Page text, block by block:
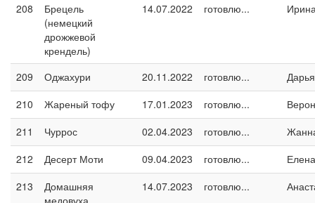
208
Брецель
(немецкий
дрожжевой
крендель)
14.07.2022 готовлю...
209 Оджахури 20.11.2022 готовлю...
Дарья
210
Жареный тофу 17.01.2023 готовлю...
211
Чуррос 02.04.2023 готовлю...
212
Десерт Моти 09.04.2023 готовлю...
213
Домашняя
14.07.2023 готовлю...